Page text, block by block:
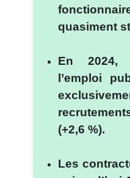
quasiment
En 2024,
l’emploi
(+2,6 %).
Les